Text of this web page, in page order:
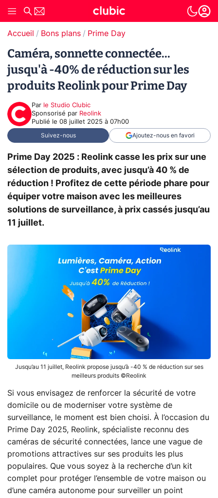
Accueil Bons plans Prime Day
Caméra, sonnette connectée...
jusqu'à -40% de réduction sur les
produits Reolink pour Prime Day
Par le Studio Clubic
sponsorisé par Reolink
Publié le 08 juillet 2025 à 07h00
Suivez-nous Ajoutez-nous en favori
Prime Day 2025 : Reolink casse les prix sur une
sélection de produits, avec jusqu’à 40 % de
réduction ! Profitez de cette période phare pour
équiper votre maison avec les meilleures
solutions de surveillance, à prix cassés jusqu’au
11 juillet.
Jusqu’au 11 juillet, Reolink propose jusqu’à -40 % de réduction sur ses
meilleurs produits ©Reolink
Si vous envisagez de renforcer la sécurité de votre
domicile ou de moderniser votre système de
surveillance, le moment est bien choisi. À l’occasion du
Prime Day 2025, Reolink, spécialiste reconnu des
caméras de sécurité connectées, lance une vague de
promotions attractives sur ses produits les plus
populaires. Que vous soyez à la recherche d’un kit
complet pour protéger l’ensemble de votre maison ou
d’une caméra autonome pour surveiller un point